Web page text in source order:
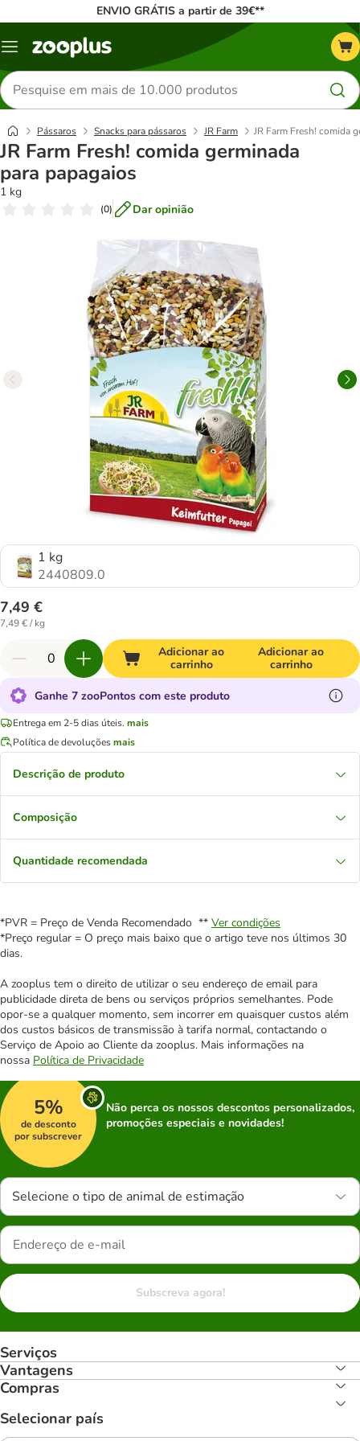
ENVIO GRÁTIS a partir de 39€**
Menu
Pesquisar
produtos
Pássaros Snacks para pássaros JR Farm JR Farm Fresh! comida
JR Farm Fresh! comida germinada
para papagaios
1 kg
(0) Dar opinião
1 kg
2440809.0
7,49 €
7,49 € / kg
Adicionar ao
carrinho
Adicionar ao
carrinho
Ganhe 7 zooPontos com este produto
Entrega em 2-5 dias úteis. mais
Política de devoluçõesmais
Descrição de produto
Composição
Quantidade recomendada
*PVR = Preço de Venda Recomendado ** Ver condições
*Preço regular = O preço mais baixo que o artigo teve nos últimos 30
dias.
A zooplus tem o direito de utilizar o seu endereço de email para
publicidade direta de bens ou serviços próprios semelhantes. Pode
opor-se a qualquer momento, sem incorrer em quaisquer custos além
dos custos básicos de transmissão à tarifa normal, contactando o
Serviço de Apoio ao Cliente da zooplus. Mais informações na
nossa Política de Privacidade
5%
de desconto
por subscrever
Não perca os nossos descontos personalizados,
promoções especiais e novidades!
Selecione o tipo de animal de estimação
Subscreva agora!
Serviços
Vantagens
Compras
Selecionar país